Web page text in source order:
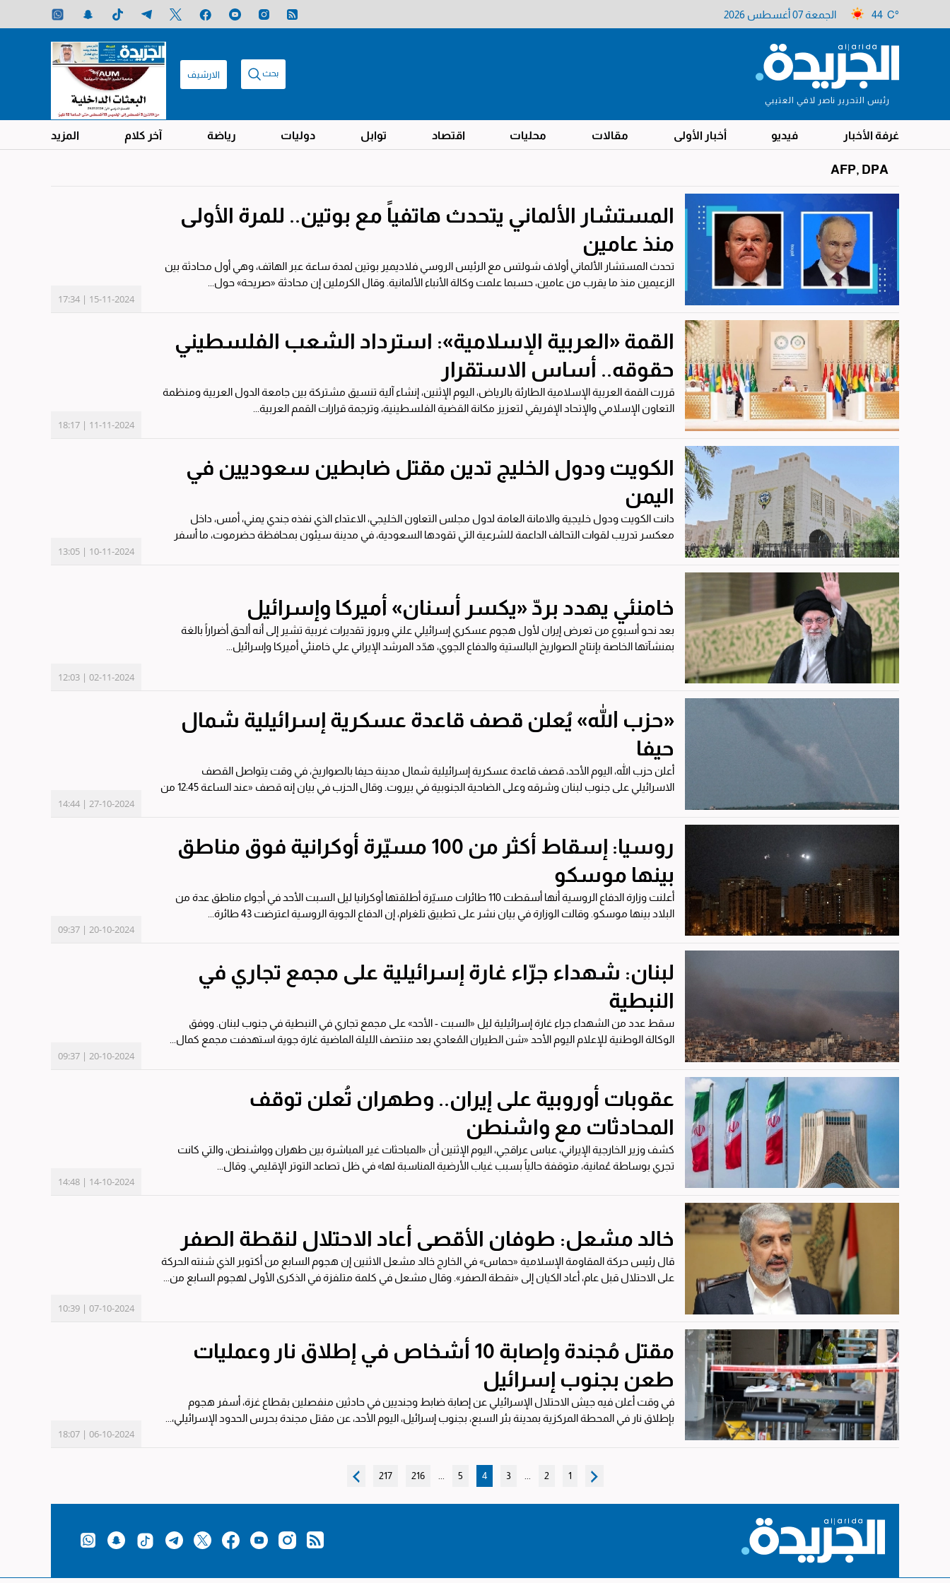
44 C° الجمعة 07 أغسطس 2026
رئيس التحرير ناصر لافي العتيبي
بحث الارشيف
غرفة الأخبار فيديو أخبار الأولى مقالات محليات اقتصاد توابل دوليات رياضة آخر كلام المزيد
AFP, DPA
المستشار الألماني يتحدث هاتفياً مع بوتين.. للمرة الأولى
منذ عامين
تحدث المستشار الألماني أولاف شولتس مع الرئيس الروسي فلاديمير بوتين لمدة ساعة عبر الهاتف، وهي أول محادثة بين
الزعيمين منذ ما يقرب من عامين، حسبما علمت وكالة الأنباء الألمانية. وقال الكرملين إن محادثة «صريحة» حول...
15-11-2024 | 17:34
القمة «العربية الإسلامية»: استرداد الشعب الفلسطيني
حقوقه.. أساس الاستقرار
قررت القمة العربية الإسلامية الطارئة بالرياض، اليوم الإثنين، إنشاء آلية تنسيق مشتركة بين جامعة الدول العربية ومنظمة
التعاون الإسلامي والإتحاد الإفريقي لتعزيز مكانة القضية الفلسطينية، وترجمة قرارات القمم العربية...
11-11-2024 | 18:17
الكويت ودول الخليج تدين مقتل ضابطين سعوديين في
اليمن
دانت الكويت ودول خليجية والامانة العامة لدول مجلس التعاون الخليجي، الاعتداء الذي نفذه جندي يمني، أمس، داخل
معكسر تدريب لقوات التحالف الداعمة للشرعية التي تقودها السعودية، في مدينة سيئون بمحافظة حضرموت، ما أسفر
10-11-2024 | 13:05
خامنئي يهدد بردّ «يكسر أسنان» أميركا وإسرائيل
بعد نحو أسبوع من تعرض إيران لأول هجوم عسكري إسرائيلي علني وبروز تقديرات غربية تشير إلى أنه ألحق أضراراً بالغة
بمنشآتها الخاصة بإنتاج الصواريخ البالستية والدفاع الجوي، هدّد المرشد الإيراني علي خامنئي أميركا وإسرائيل...
02-11-2024 | 12:03
«حزب الله» يُعلن قصف قاعدة عسكرية إسرائيلية شمال
حيفا
أعلن حزب الله، اليوم الأحد، قصف قاعدة عسكرية إسرائيلية شمال مدينة حيفا بالصواريخ، في وقت يتواصل القصف
الاسرائيلي على جنوب لبنان وشرقه وعلى الضاحية الجنوبية في بيروت. وقال الحزب في بيان إنه قصف «عند الساعة 12:45 من
27-10-2024 | 14:44
روسيا: إسقاط أكثر من 100 مسيّرة أوكرانية فوق مناطق
بينها موسكو
أعلنت وزارة الدفاع الروسية أنها أسقطت 110 طائرات مسيّرة أطلقتها أوكرانيا ليل السبت الأحد في أجواء مناطق عدة من
البلاد بينها موسكو. وقالت الوزارة في بيان نشر على تطبيق تلغرام، إن الدفاع الجوية الروسية اعترضت 43 طائرة...
20-10-2024 | 09:37
لبنان: شهداء جرّاء غارة إسرائيلية على مجمع تجاري في
النبطية
سقط عدد من الشهداء جراء غارة إسرائيلية ليل «السبت - الأحد» على مجمع تجاري في النبطية في جنوب لبنان. ووفق
الوكالة الوطنية للإعلام اليوم الأحد «شن الطيران المُعادي بعد منتصف الليلة الماضية غارة جوية استهدفت مجمع كمال...
20-10-2024 | 09:37
عقوبات أوروبية على إيران.. وطهران تُعلن توقف
المحادثات مع واشنطن
كشف وزير الخارجية الإيراني، عباس عراقجي، اليوم الإثنين أن «المباحثات غير المباشرة بين طهران وواشنطن، والتي كانت
تجري بوساطة عُمانية، متوقفة حالياً بسبب غياب الأرضية المناسبة لها» في ظل تصاعد التوتر الإقليمي. وقال...
14-10-2024 | 14:48
خالد مشعل: طوفان الأقصى أعاد الاحتلال لنقطة الصفر
قال رئيس حركة المقاومة الإسلامية «حماس» في الخارج خالد مشعل الاثنين إن هجوم السابع من أكتوبر الذي شنته الحركة
على الاحتلال قبل عام، أعاد الكيان إلى «نقطة الصفر». وقال مشعل في كلمة متلفزة في الذكرى الأولى لهجوم السابع من...
07-10-2024 | 10:39
مقتل مُجندة وإصابة 10 أشخاص في إطلاق نار وعمليات
طعن بجنوب إسرائيل
في وقت أعلن فيه جيش الاحتلال الإسرائيلي عن إصابة ضابط وجنديين في حادثين منفصلين بقطاع غزة، أسفر هجوم
بإطلاق نار في المحطة المركزية بمدينة بئر السبع، بجنوب إسرائيل، اليوم الأحد، عن مقتل مجندة بحرس الحدود الإسرائيلي،...
06-10-2024 | 18:07
1
2
...
3
4
5
...
216
217